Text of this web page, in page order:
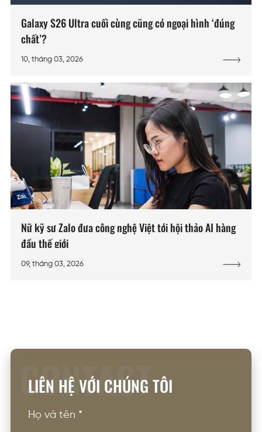
Galaxy S26 Ultra cuối cùng cũng có ngoại hình ‘đúng
chất’?
10, tháng 03, 2026
Nữ kỹ sư Zalo đưa công nghệ Việt tới hội thảo AI hàng
đầu thế giới
09, tháng 03, 2026
CONTACT
LIÊN HỆ VỚI CHÚNG TÔI
Họ và tên *